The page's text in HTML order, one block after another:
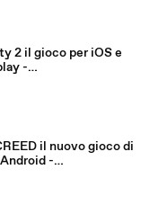
2 il gioco per iOS e
-
(720p)
il nuovo gioco di
-